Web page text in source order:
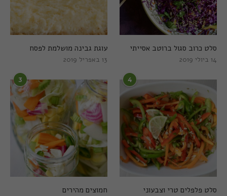
עוגת גבינה מושלמת לפסח
13 באפריל 2019
סלט כרוב סגול ברוטב אסייתי
14 ביולי 2019
3
חמוצים מהירים
4
סלט פלפלים טרי וצבעוני